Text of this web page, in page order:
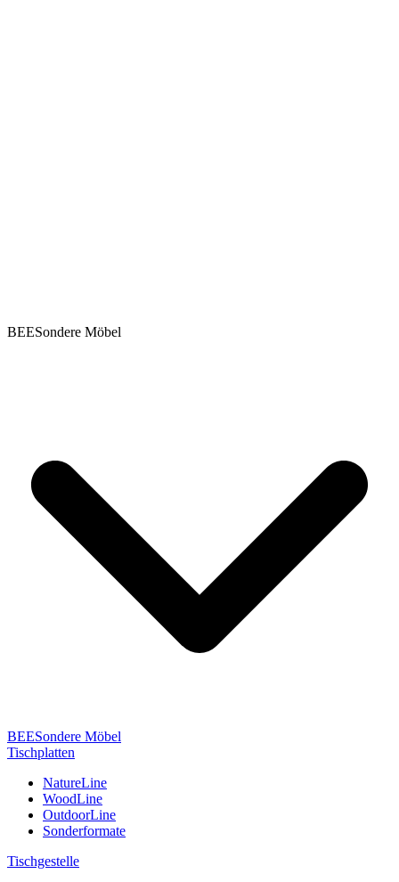
BEESondere Möbel
BEESondere Möbel
Tischplatten
NatureLine
WoodLine
OutdoorLine
Sonderformate
Tischgestelle